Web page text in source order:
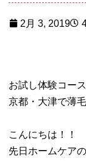
2月 3, 2019
お試し体験コー
京都・大津で薄
こんにちは！！
先日ホームケア